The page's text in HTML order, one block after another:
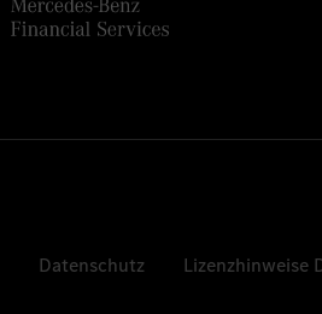
Datenschutz Lizenzhinweise